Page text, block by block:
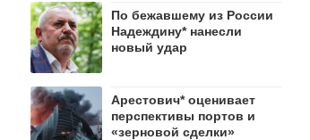
По бежавшему из России
Надеждину* нанесли
новый удар
Арестович* оценивает
перспективы портов и
«зерновой сделки»